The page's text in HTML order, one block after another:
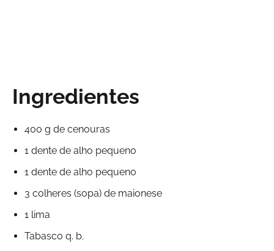
Ingredientes
400 g de cenouras
1 dente de alho pequeno
1 dente de alho pequeno
3 colheres (sopa) de maionese
1 lima
Tabasco q. b.